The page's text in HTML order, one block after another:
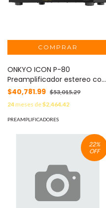
ONKYO ICON P-80
Preamplificador estereo con
conexion Wi Fi, color negro
$40,781.99 $53,015.29
24meses de$2,464.42
PREAMPLIFICADORES
22%
OFF